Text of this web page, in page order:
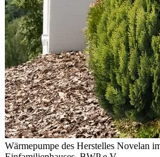
Wärmepumpe des Herstelles Novelan